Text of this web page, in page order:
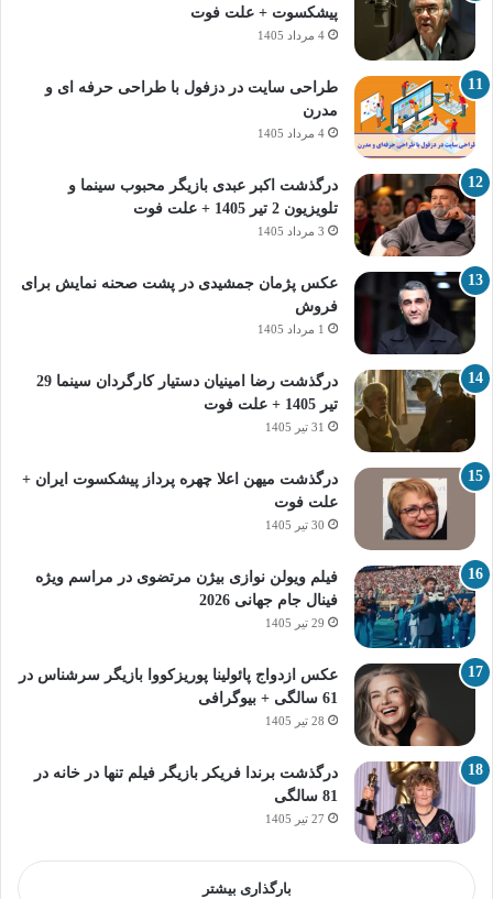
پیشکسوت + علت فوت
4 مرداد 1405
طراحی سایت در دزفول با طراحی حرفه‌ ای و
مدرن
4 مرداد 1405
درگذشت اکبر عبدی بازیگر محبوب سینما و
تلویزیون 2 تیر 1405 + علت فوت
3 مرداد 1405
عکس پژمان جمشیدی در پشت صحنه نمایش برای
فروش
1 مرداد 1405
درگذشت رضا امینیان دستیار کارگردان سینما 29
تیر 1405 + علت فوت
31 تیر 1405
درگذشت میهن اعلا چهره پرداز پیشکسوت ایران +
علت فوت
30 تیر 1405
فیلم ویولن نوازی بیژن مرتضوی در مراسم ویژه
فینال جام جهانی 2026
29 تیر 1405
عکس ازدواج پائولینا پوریزکووا بازیگر سرشناس در
61 سالگی + بیوگرافی
28 تیر 1405
درگذشت برندا فریکر بازیگر فیلم تنها در خانه در
81 سالگی
27 تیر 1405
بارگذاری بیشتر